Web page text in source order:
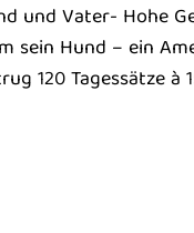
und Vater- Hohe
sein Hund – ein
120 Tagessätze